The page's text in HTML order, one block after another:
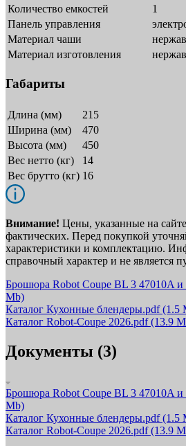
Количество емкостей
1
Панель управления
Материал чаши
Материал изготовления
Габариты
Длина (мм)
215
Ширина (мм)
470
Высота (мм)
450
Вес нетто (кг)
14
Вес брутто (кг) 16
Внимание! Цены, указанные на
фактических. Перед покупкой
характеристики и комплектацию.
справочный характер и не является
Брошюра Robot Coupe BL 3 47010A
Mb)
Каталог Кухонные блендеры.pdf(1.5
Каталог Robot-Coupe 2026.pdf(13.9
Документы (3)
Брошюра Robot Coupe BL 3 47010A
Mb)
Каталог Кухонные блендеры.pdf(1.5
Каталог Robot-Coupe 2026.pdf(13.9